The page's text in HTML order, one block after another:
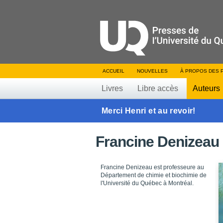
ACCUEIL NOUVELLES À PROPOS DES
Livres Libre accès Auteurs
Merci Henri et au revoir!
Francine Denizeau
Francine Denizeau est professeure au
Département de chimie et biochimie de
l'Université du Québec à Montréal.